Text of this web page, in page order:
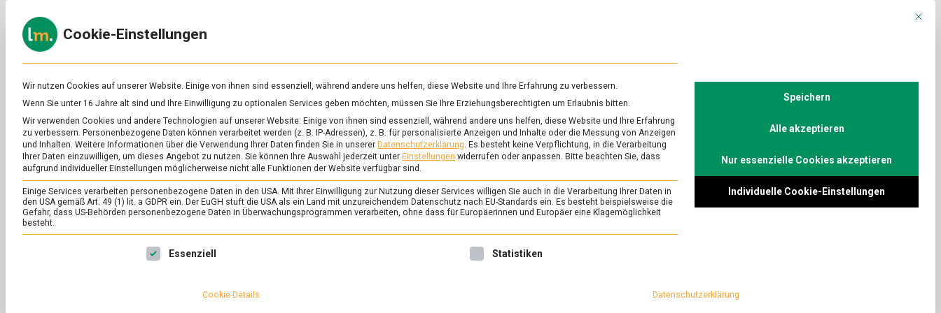
to
content
zu
&
Ernährung
Mit
Cookie-Einstellungen
Wir nutzen Cookies auf unserer Website. Einige von ihnen sind essenziell, während andere uns helfen, diese Website und Ihre Erfahrung zu verbessern.
Wenn Sie unter 16 Jahre alt sind und Ihre Einwilligung zu optionalen Services geben möchten, müssen Sie Ihre Erziehungsberechtigten um Erlaubnis bitten.
Wir verwenden Cookies und andere Technologien auf unserer Website. Einige von ihnen sind essenziell, während andere uns helfen, diese Website und Ihre Erfahrung
zu verbessern. Personenbezogene Daten können verarbeitet werden (z. B. IP-Adressen), z. B. für personalisierte Anzeigen und Inhalte oder die Messung von Anzeigen
und Inhalten. Weitere Informationen über die Verwendung Ihrer Daten finden Sie in unserer Datenschutzerklärung. Es besteht keine Verpflichtung, in die Verarbeitung
Ihrer Daten einzuwilligen, um dieses Angebot zu nutzen. Sie können Ihre Auswahl jederzeit unter Einstellungen widerrufen oder anpassen. Bitte beachten Sie, dass
aufgrund individueller Einstellungen möglicherweise nicht alle Funktionen der Website verfügbar sind.
Einige Services verarbeiten personenbezogene Daten in den USA. Mit Ihrer Einwilligung zur Nutzung dieser Services willigen Sie auch in die Verarbeitung Ihrer Daten in
den USA gemäß Art. 49 (1) lit. a GDPR ein. Der EuGH stuft die USA als ein Land mit unzureichendem Datenschutz nach EU-Standards ein. Es besteht beispielsweise die
Gefahr, dass US-Behörden personenbezogene Daten in Überwachungsprogrammen verarbeiten, ohne dass für Europäerinnen und Europäer eine Klagemöglichkeit
besteht.
Es folgt eine Liste der Service-Gruppen, für die eine Einwilligung erteilt werden kann. Die erste Service-Gruppe ist essenziell und kann nicht abgewählt werden.
Essenziell Statistiken
Speichern
Alle akzeptieren
Nur essenzielle Cookies akzeptieren
Individuelle Cookie-Einstellungen
Cookie-Details Datenschutzerklärung